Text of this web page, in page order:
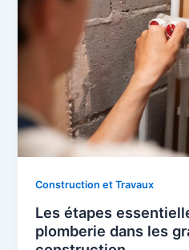
Construction et Travaux
Les étapes
plomberie dans les